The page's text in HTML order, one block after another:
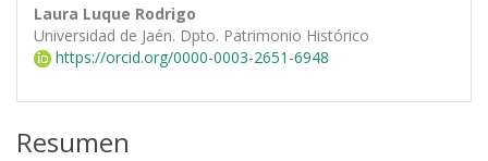
Laura Luque Rodrigo
Universidad de Jaén. Dpto. Patrimonio Histórico
https://orcid.org/0000-0003-2651-6948
Resumen